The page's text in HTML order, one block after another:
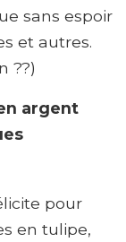
sans espoir
et autres.
??)
argent
pour
en tulipe,